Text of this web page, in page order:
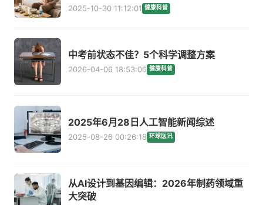
2025-10-30 11:12:01 健康科普
中考前状态不佳？5个科学调整方案
2026-04-06 18:53:06 健康科普
2025年6月28日人工智能新闻综述
2025-08-26 00:26:18 环球医讯
从AI设计到基因编辑：2026年制药领域重
大突破